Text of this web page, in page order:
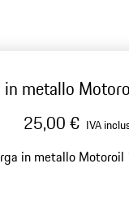
in metallo
25,00 € IVA
in metallo